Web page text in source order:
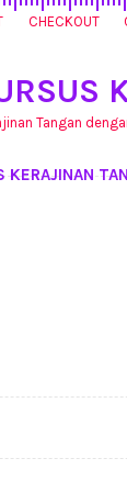
CHECKOUT
Tangan
KERAJINAN